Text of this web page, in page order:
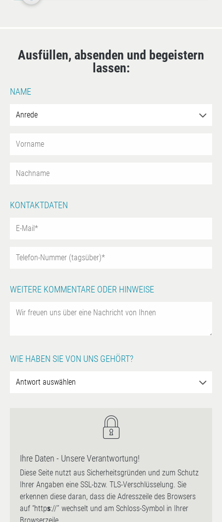
Ausfüllen, absenden und begeistern
lassen:
NAME
KONTAKTDATEN
WEITERE KOMMENTARE ODER HINWEISE
WIE HABEN SIE VON UNS GEHÖRT?
Ihre Daten - Unsere Verantwortung!
Diese Seite nutzt aus Sicherheitsgründen und zum Schutz
Ihrer Angaben eine SSL-bzw. TLS-Verschlüsselung. Sie
erkennen diese daran, dass die Adresszeile des Browsers
auf “https://” wechselt und am Schloss-Symbol in Ihrer